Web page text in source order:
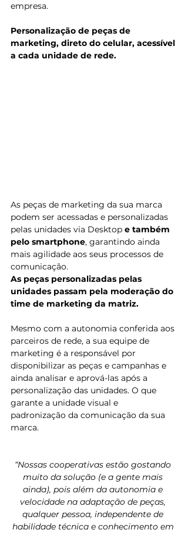
empresa.
Personalização de peças de
marketing, direto do celular, acessível
a cada unidade de rede.
As peças de marketing da sua marca
podem ser acessadas e personalizadas
pelas unidades via Desktop e também
pelo smartphone, garantindo ainda
mais agilidade aos seus processos de
comunicação.
As peças personalizadas pelas
unidades passam pela moderação do
time de marketing da matriz.
Mesmo com a autonomia conferida aos
parceiros de rede, a sua equipe de
marketing é a responsável por
disponibilizar as peças e campanhas e
ainda analisar e aprová-las após a
personalização das unidades. O que
garante a unidade visual e
padronização da comunicação da sua
marca.
“Nossas cooperativas estão gostando
muito da solução (e a gente mais
ainda), pois além da autonomia e
velocidade na adaptação de peças,
qualquer pessoa, independente de
habilidade técnica e conhecimento em